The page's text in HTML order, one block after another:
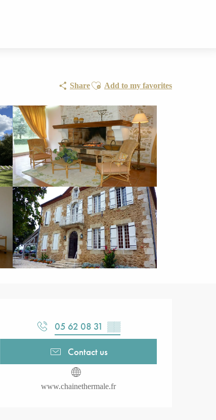
ShareAjouter aux favoris
Add to my favorites
05 62 08 31 ▒▒
Contact us
www.chainethermale.fr